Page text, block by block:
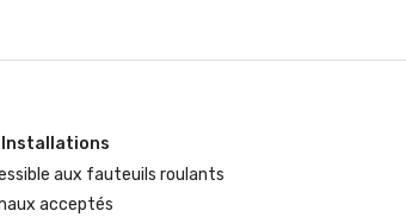
Installations
aux fauteuils roulants
acceptés